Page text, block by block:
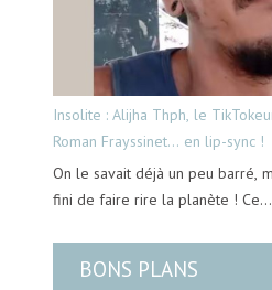
Insolite : Alijha Thph, le
Roman Frayssinet… en lip-sync !
On le savait déjà un peu barré,
fini de faire rire la planète ! Ce…
BONS PLANS